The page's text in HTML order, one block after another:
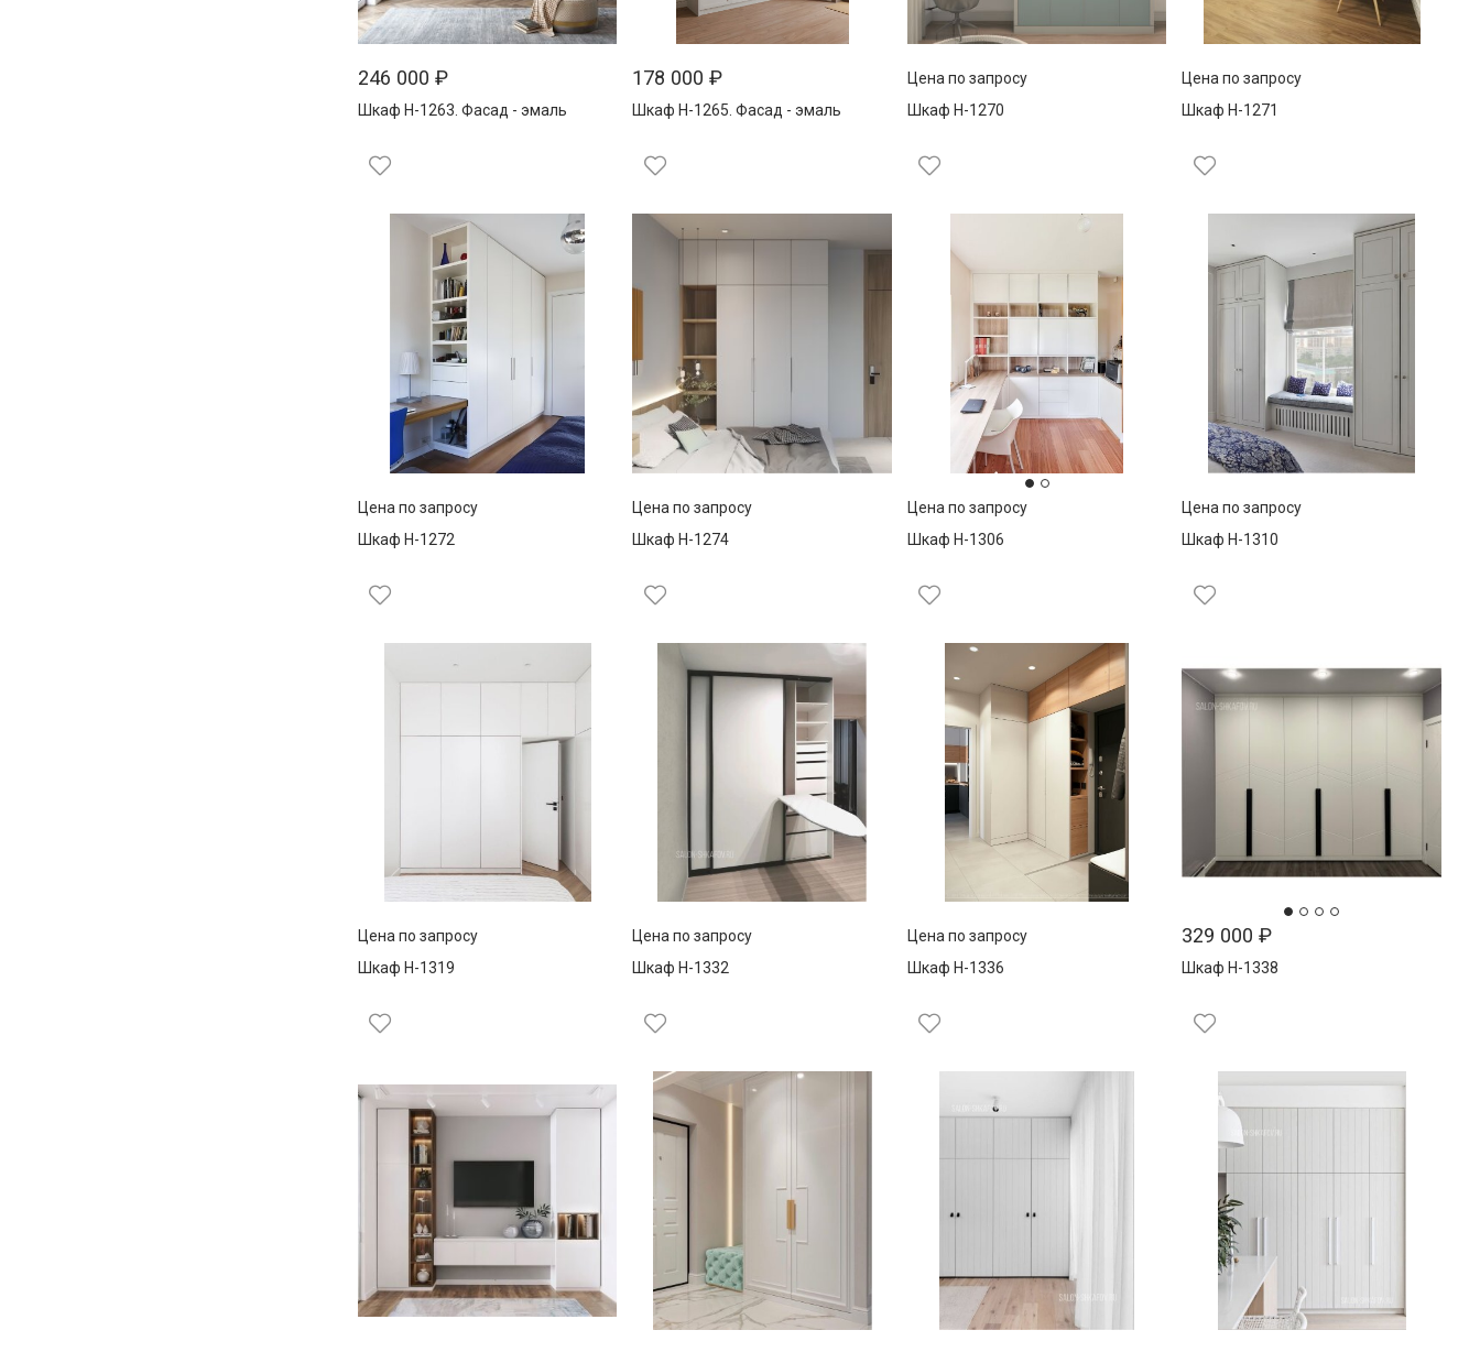
246 000 ₽
Шкаф Н-1263. Фасад - эмаль
178 000₽
Шкаф Н-1265. Фасад - эмаль
Цена по запросу
Шкаф Н-1270
Цена по запросу
Шкаф Н-1271
Цена по запросу
Шкаф Н-1272
Цена по запросу
Шкаф Н-1274
Цена по запросу
Шкаф Н-1306
Цена по запросу
Шкаф Н-1310
Цена по запросу
Шкаф Н-1319
Цена по запросу
Шкаф Н-1332
Цена по запросу
Шкаф Н-1336
329 000₽
Шкаф Н-1338